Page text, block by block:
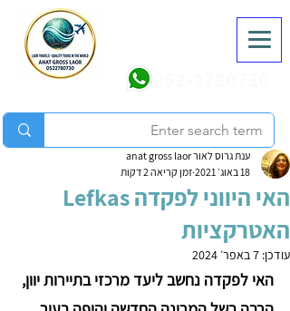
האי היווני לפקדה Lefkas
האטרקציות
ענת גרוס לאור anat gross laor
18 באוג׳ 2021
זמן קריאה 2 דקות
עודכן: 7 באפר׳ 2024
האי לפקדה נחשב ליעד מרכזי בתיירות יוון,